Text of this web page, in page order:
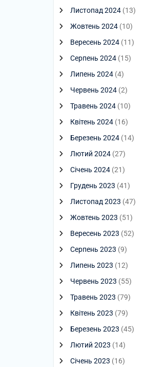
Листопад 2024 (13)
Жовтень 2024 (10)
Вересень 2024 (11)
Серпень 2024 (15)
Липень 2024 (4)
Червень 2024 (2)
Травень 2024 (10)
Квітень 2024 (16)
Березень 2024 (14)
Лютий 2024 (27)
Січень 2024 (21)
Грудень 2023 (41)
Листопад 2023 (47)
Жовтень 2023 (51)
Вересень 2023 (52)
Серпень 2023 (9)
Липень 2023 (12)
Червень 2023 (55)
Травень 2023 (79)
Квітень 2023 (79)
Березень 2023 (45)
Лютий 2023 (14)
Січень 2023 (16)